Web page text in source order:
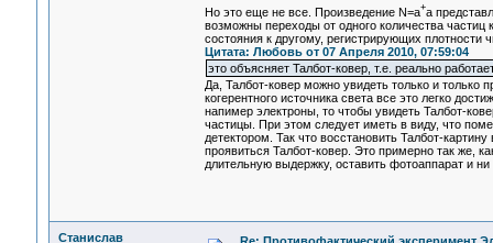
Но это еще не все. Произведение N=a+a
возможны переходы от одного количества
состояния к другому, регистрирующих плотности
Цитата: Любовь от 07 Апреля 2010, 07:59:04
это объясняет Талбот-ковер, т.е. реально
Да, Талбот-ковер можно увидеть только и только
когерентного источника света все это легко
напимер электроны, то чтобы увидеть Талбот-
частицы. При этом следует иметь в виду, что
детектором. Так что восстановить Талбот-
проявиться Талбот-ковер. Это примерно так же,
длительную выдержку, оставить фотоаппарат и
Станислав